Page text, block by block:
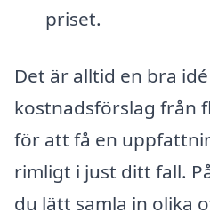
priset.
Det är alltid en bra
kostnadsförslag från
för att få en
rimligt i just ditt fall.
du lätt samla in olika